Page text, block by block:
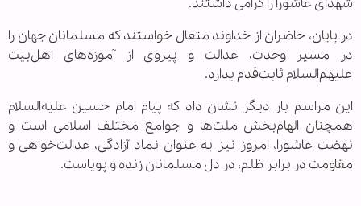
شهدای عاشورا را گرامی داشتند.
در پایان، حاضران از خداوند متعال خواستند که مسلمانان جهان را
در مسیر وحدت، عدالت و پیروی از آموزه‌های اهل‌بیت
علیهم‌السلام ثابت‌قدم بدارد.
این مراسم بار دیگر نشان داد که پیام امام حسین علیه‌السلام
همچنان الهام‌بخش ملت‌ها و جوامع مختلف اسلامی است و
نهضت عاشورا، امروز نیز به عنوان نماد آزادگی، عدالت‌خواهی و
مقاومت در برابر ظلم، در دل مسلمانان زنده و پویاست.